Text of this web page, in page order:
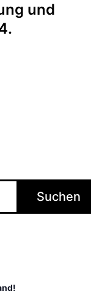
und
Suchen